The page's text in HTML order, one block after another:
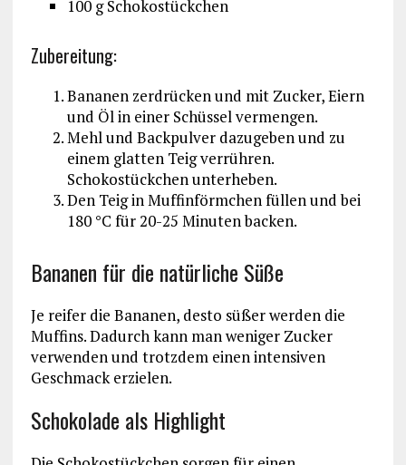
100 g Schokostückchen
Zubereitung:
Bananen zerdrücken und mit Zucker, Eiern
und Öl in einer Schüssel vermengen.
Mehl und Backpulver dazugeben und zu
einem glatten Teig verrühren.
Schokostückchen unterheben.
Den Teig in Muffinförmchen füllen und bei
180 °C für 20-25 Minuten backen.
Bananen für die natürliche Süße
Je reifer die Bananen, desto süßer werden die
Muffins. Dadurch kann man weniger Zucker
verwenden und trotzdem einen intensiven
Geschmack erzielen.
Schokolade als Highlight